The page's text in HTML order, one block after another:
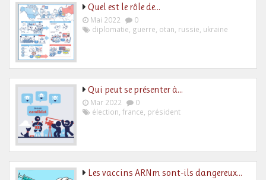
Quel est le rôle de…
Mai 2022
0
diplomatie guerre otan russie ukraine
Qui peut se présenter à…
Mar 2022
0
élection, france, président
Les vaccins ARNm sont-ils dangereux…